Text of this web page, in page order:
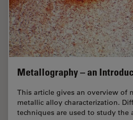
Metallography – an
This article gives an overview of
metallic alloy characterization.
techniques are used to study the